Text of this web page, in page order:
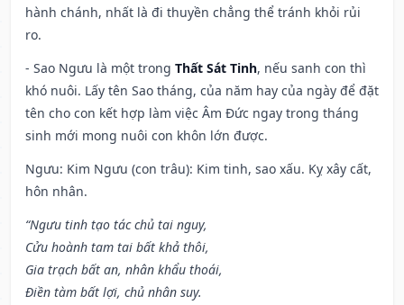
hành chánh, nhất là đi thuyền chẳng thể tránh khỏi rủi
ro.
- Sao Ngưu là một trong Thất Sát Tinh, nếu sanh con thì
khó nuôi. Lấy tên Sao tháng, của năm hay của ngày để đặt
tên cho con kết hợp làm việc Âm Đức ngay trong tháng
sinh mới mong nuôi con khôn lớn được.
Ngưu: Kim Ngưu (con trâu): Kim tinh, sao xấu. Kỵ xây cất,
hôn nhân.
“Ngưu tinh tạo tác chủ tai nguy,
Cửu hoành tam tai bất khả thôi,
Gia trạch bất an, nhân khẩu thoái,
Điền tàm bất lợi, chủ nhân suy.